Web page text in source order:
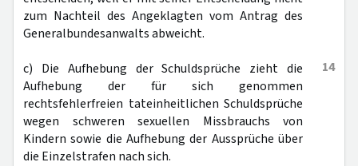
zum Nachteil des Angeklagten vom Antrag des
Generalbundesanwalts abweicht.
14
c) Die Aufhebung der Schuldsprüche zieht die
Aufhebung der für sich genommen
rechtsfehlerfreien tateinheitlichen Schuldsprüche
wegen schweren sexuellen Missbrauchs von
Kindern sowie die Aufhebung der Aussprüche über
die Einzelstrafen nach sich.